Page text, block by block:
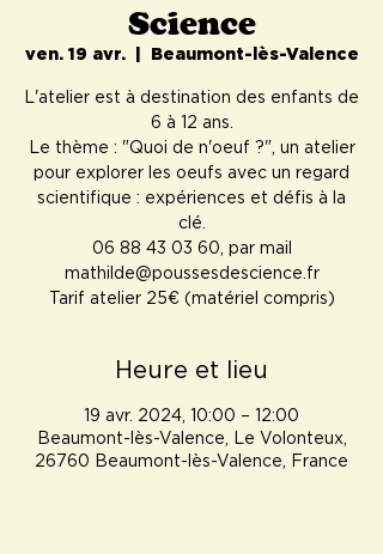
Science
ven. 19 avr.
  |
Beaumont-lès-Valence
L'atelier est à destination des enfants de
6 à 12 ans.
Le thème : "Quoi de n'oeuf ?", un atelier
pour explorer les oeufs avec un regard
scientifique : expériences et défis à la
clé.
06 88 43 03 60, par mail
mathilde@poussesdescience.fr
Tarif atelier 25€ (matériel compris)
Heure et lieu
19 avr. 2024, 10:00 – 12:00
Beaumont-lès-Valence, Le Volonteux,
26760 Beaumont-lès-Valence, France